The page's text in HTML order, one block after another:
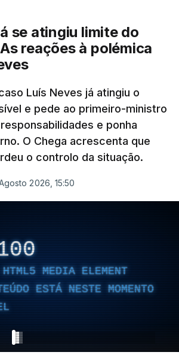
processo disciplinar, por não
que indicie a realização
Empreiteiro da
Construbarcelos também
fez obras na casa do diretor
financeiro da PJ
atualizado 7 Agosto 2026, 14:25
também trabalhou para o
diretor financeiro da PJ
atualizado 7 Agosto 2026, 14:26
se atingiu limite do
reações à polémica
Luís Neves já atingiu o
e pede ao primeiro-ministro
e ponha
O Chega acrescenta que
o controlo da situação.
2026, 15:50
HTML5 MEDIA ELEMENT
ESTÁ NESTE MOMENTO